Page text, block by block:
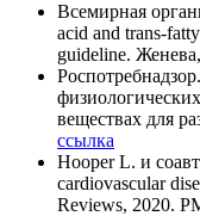
Всемирная
acid and trans-
guideline.
веществах для
ссылка
Hooper L. и
cardiovascular
Reviews, 2020.